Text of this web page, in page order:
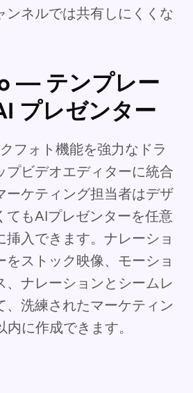
ンネルでは共有しにくくな
— テンプレー
プレゼンター
フォト機能を強力なドラ
プビデオエディターに統合
ーケティング担当者はデザ
てもAIプレゼンターを任意
挿入できます。ナレーショ
をストック映像、モーショ
、ナレーションとシームレ
、洗練されたマーケティン
に作成できます。